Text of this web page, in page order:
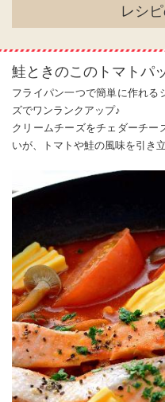
レシ
鮭ときのこのトマトパ
フライパン一つで簡単に作れる
ズでワンランクアップ♪
クリームチーズをチェダーチー
いが、トマトや鮭の風味を引き立